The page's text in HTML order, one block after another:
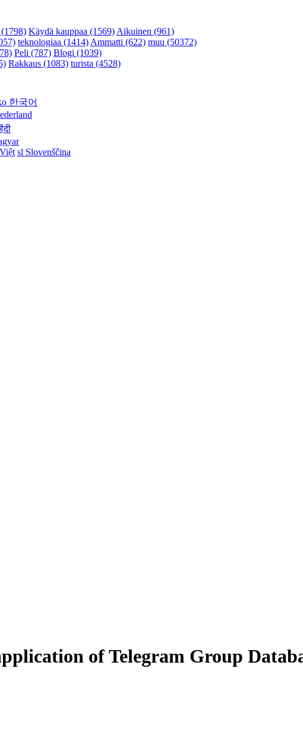
Käydä kauppaa (1569) Aikuinen (961)
teknologiaa (1414) Ammatti (622) muu (50372)
Peli (787) Blogi (1039)
Rakkaus (1083) turista (4528)
한국어
sl Slovenščina
of Telegram Group